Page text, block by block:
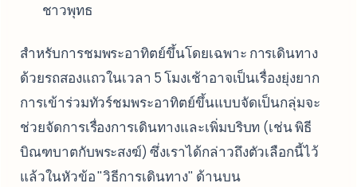
ชาวพุทธ
สำหรับการชมพระอาทิตย์ขึ้นโดยเฉพาะ การเดินทาง
ด้วยรถสองแถวในเวลา 5 โมงเช้าอาจเป็นเรื่องยุ่งยาก
การเข้าร่วมทัวร์ชมพระอาทิตย์ขึ้นแบบจัดเป็นกลุ่มจะ
ช่วยจัดการเรื่องการเดินทางและเพิ่มบริบท (เช่น พิธี
บิณฑบาตกับพระสงฆ์) ซึ่งเราได้กล่าวถึงตัวเลือกนี้ไว้
แล้วในหัวข้อ "วิธีการเดินทาง" ด้านบน